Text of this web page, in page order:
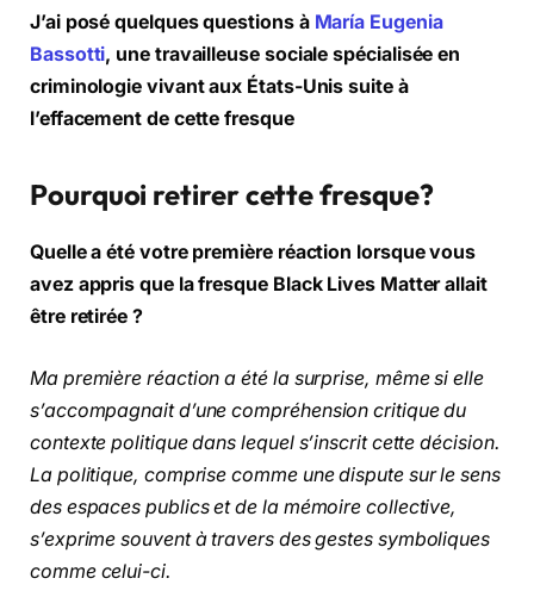
J’ai posé quelques questions àMaría Eugenia
Bassotti, une travailleuse sociale spécialisée en
criminologie vivant aux États-Unis suite à
l’effacement de cette fresque
Pourquoi retirer cette fresque?
Quelle a été votre première réaction lorsque vous
avez appris que la fresque Black Lives Matter allait
être retirée ?
Ma première réaction a été la surprise, même si elle
s’accompagnait d’une compréhension critique du
contexte politique dans lequel s’inscrit cette décision.
La politique, comprise comme une dispute sur le sens
des espaces publics et de la mémoire collective,
s’exprime souvent à travers des gestes symboliques
comme celui-ci.